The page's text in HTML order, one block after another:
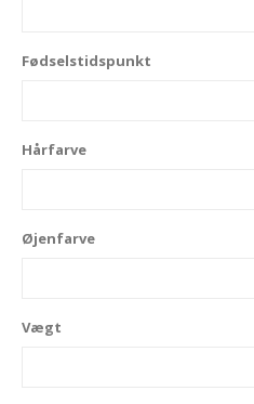
Fødselstidspunkt
Hårfarve
Øjenfarve
Vægt